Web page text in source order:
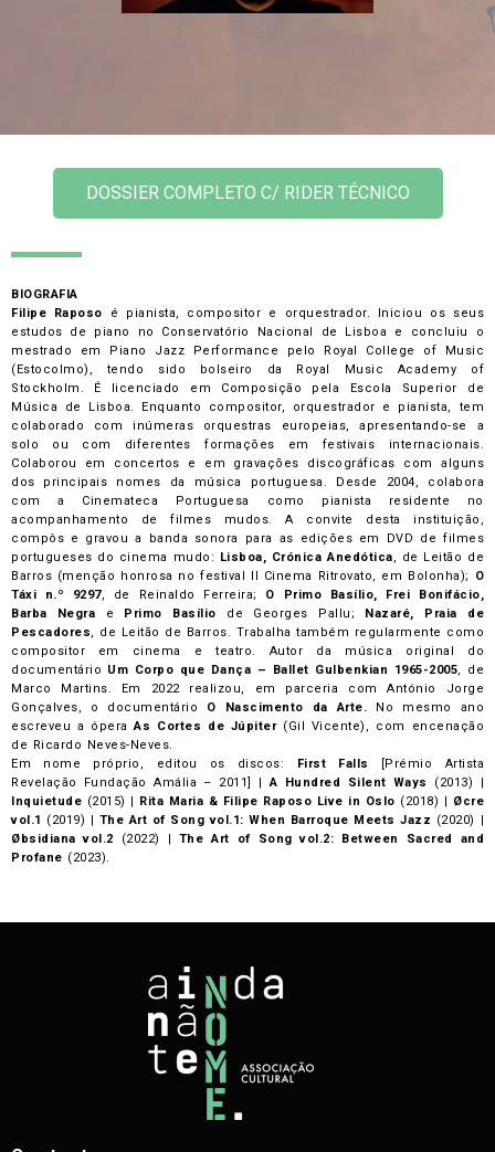
DOSSIER COMPLETO C/ RIDER TÉCNICO
BIOGRAFIA
Filipe Raposo é pianista, compositor e orquestrador. Iniciou os seus
estudos de piano no Conservatório Nacional de Lisboa e concluiu o
mestrado em Piano Jazz Performance pelo Royal College of Music
(Estocolmo), tendo sido bolseiro da Royal Music Academy of
Stockholm. É licenciado em Composição pela Escola Superior de
Música de Lisboa. Enquanto compositor, orquestrador e pianista, tem
colaborado com inúmeras orquestras europeias, apresentando-se a
solo ou com diferentes formações em festivais internacionais.
Colaborou em concertos e em gravações discográficas com alguns
dos principais nomes da música portuguesa. Desde 2004, colabora
com a Cinemateca Portuguesa como pianista residente no
acompanhamento de filmes mudos. A convite desta instituição,
compôs e gravou a banda sonora para as edições em DVD de filmes
portugueses do cinema mudo: Lisboa, Crónica Anedótica , de Leitão de
Barros (menção honrosa no festival Il Cinema Ritrovato, em Bolonha);
O
Táxi n.º 9297, de Reinaldo Ferreira; O Primo Basílio, Frei Bonifácio,
Barba Negra e Primo Basílio de Georges Pallu; Nazaré, Praia de
Pescadores , de Leitão de Barros. Trabalha também regularmente como
compositor em cinema e teatro. Autor da música original do
documentário Um Corpo que Dança – Ballet Gulbenkian 1965-2005 , de
Marco Martins. Em 2022 realizou, em parceria com António Jorge
Gonçalves, o documentário O Nascimento da Arte. No mesmo ano
escreveu a óperaAs Cortes de Júpiter(Gil Vicente), com encenação
de Ricardo Neves-Neves.
Em nome próprio, editou os discos:
First Falls
[Prémio Artista
Revelação Fundação Amália – 2011] | A Hundred Silent Ways
(2013) |
Inquietude (2015) | Rita Maria & Filipe Raposo Live in Oslo (2018) | Øcre
vol.1 (2019) | The Art of Song vol.1: When Barroque Meets Jazz (2020) |
Øbsidiana vol.2 (2022) | The Art of Song vol.2: Between Sacred and
Profane (2023).